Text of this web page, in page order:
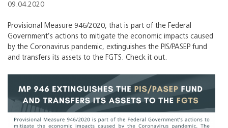
09.04.2020
Provisional Measure 946/2020, that is part of the Federal
Government’s actions to mitigate the economic impacts caused
by the Coronavirus pandemic, extinguishes the PIS/PASEP fund
and transfers its assets to the FGTS. Check it out.